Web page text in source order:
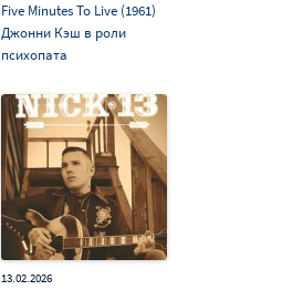
Five Minutes To Live (1961)
Джонни Кэш в роли
психопата
13.02.2026